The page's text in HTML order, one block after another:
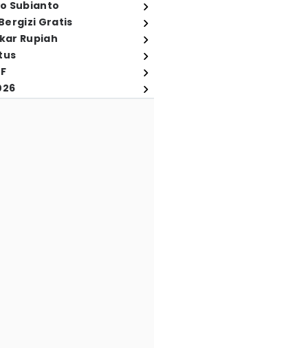
Subianto
Gratis
Rupiah